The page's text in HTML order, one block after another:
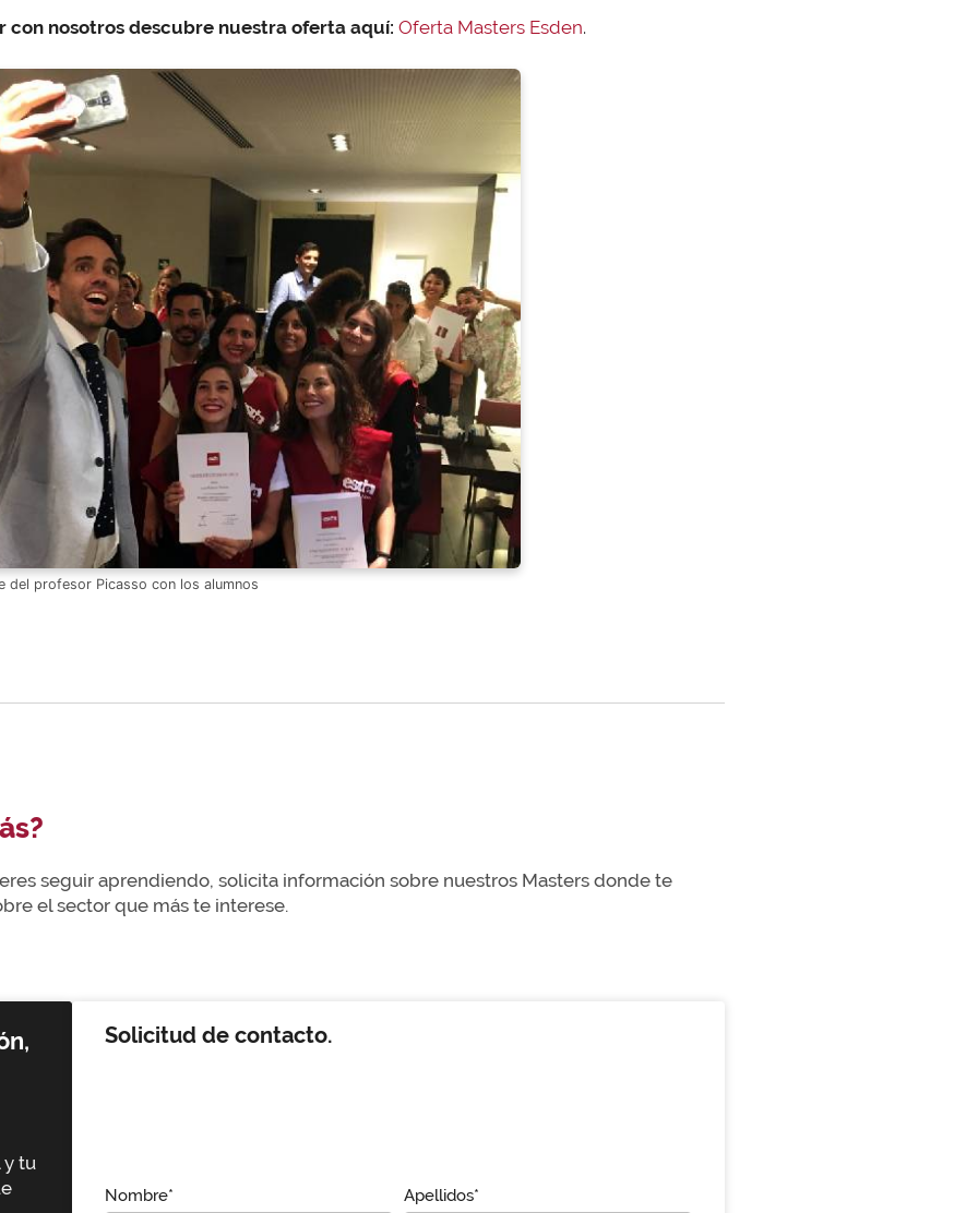
con nosotros descubre nuestra oferta aquí: Oferta Masters Esden.
del profesor Picasso con los alumnos
seguir aprendiendo, solicita información sobre nuestros Masters donde te
el sector que más te interese.
y tu
Solicitud de contacto.
Nombre* Apellidos*